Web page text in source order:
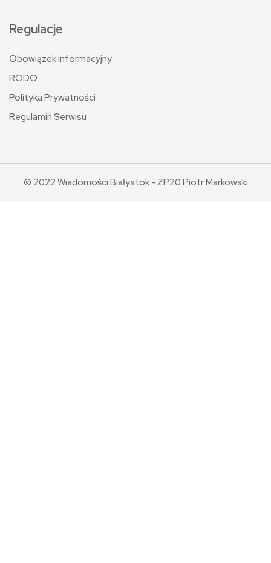
Regulacje
Obowiązek informacyjny
RODO
Polityka Prywatności
Regulamin Serwisu
© 2022 Wiadomości Białystok - ZP20 Piotr Markowski